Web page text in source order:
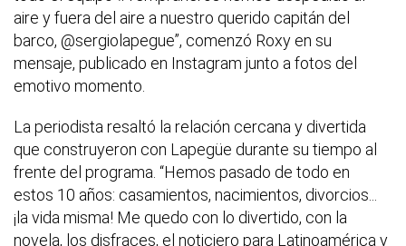
aire y fuera del aire a nuestro querido capitán del
barco, @sergiolapegue”, comenzó Roxy en su
mensaje, publicado en Instagram junto a fotos del
emotivo momento.
La periodista resaltó la relación cercana y divertida
que construyeron con Lapegüe durante su tiempo al
frente del programa. “Hemos pasado de todo en
estos 10 años: casamientos, nacimientos, divorcios...
¡la vida misma! Me quedo con lo divertido, con la
novela, los disfraces, el noticiero para Latinoamérica y